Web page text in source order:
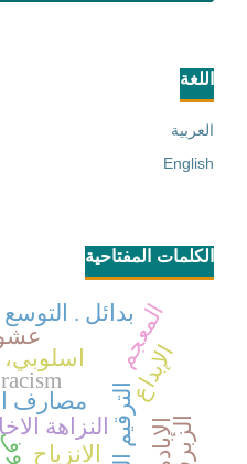
اللغة
العربية
English
الكلمات المفتاحية
النزاهة
اسلوبي،
الانزياح
الإبداع
بدائل . التوسع
مصارف
المعجم
racism